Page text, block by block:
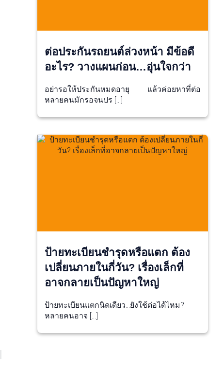
ต่อประกันรถยนต์ล่วงหน้า มีข้อดี
อะไร? วางแผนก่อน…อุ่นใจกว่า
อย่ารอให้ประกันหมดอายุ แล้วค่อยหาที่ต่อ
หลายคนมักรอจนปร […]
ป้ายทะเบียนชำรุดหรือแตก ต้อง
เปลี่ยนภายในกี่วัน? เรื่องเล็กที่
อาจกลายเป็นปัญหาใหญ่
ป้ายทะเบียนแตกนิดเดียว…ยังใช้ต่อได้ไหม?
หลายคนอาจ […]